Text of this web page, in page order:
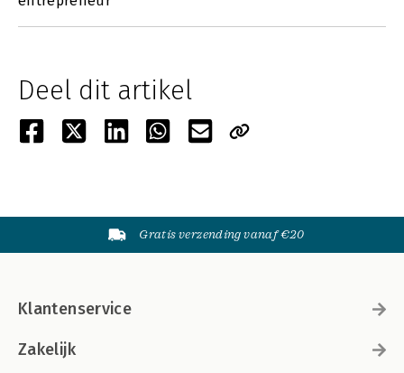
Deel dit artikel
Gratis verzending vanaf €20
Klantenservice
Zakelijk